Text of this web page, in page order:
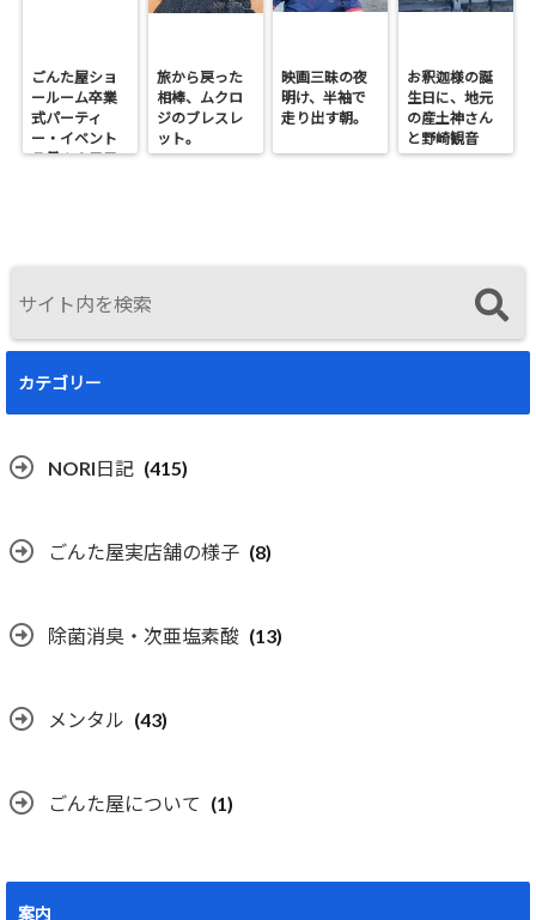
ごんた屋ショ
ールーム卒業
式パーティ
ー・イベント
７月１９日日
旅から戻った
相棒、ムクロ
ジのブレスレ
ット。
映画三昧の夜
明け、半袖で
走り出す朝。
お釈迦様の誕
生日に、地元
の産土神さん
と野崎観音
へ。
カテゴリー
NORI日記 (415)
ごんた屋実店舗の様子 (8)
除菌消臭・次亜塩素酸 (13)
メンタル (43)
ごんた屋について (1)
案内